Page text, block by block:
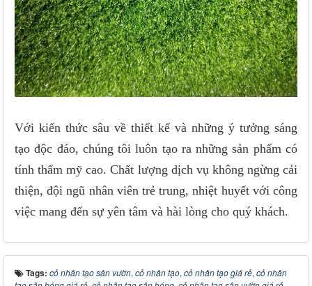
Với kiến thức sâu về thiết kế và những ý tưởng sáng
tạo độc đáo, chúng tôi luôn tạo ra những sản phẩm có
tính thẩm mỹ cao. Chất lượng dịch vụ không ngừng cải
thiện, đội ngũ nhân viên trẻ trung, nhiệt huyết với công
việc mang đến sự yên tâm và hài lòng cho quý khách.
Tags: cỏ nhân tạo sân vườn, cỏ nhân tạo, cỏ nhân tạo giá rẻ, cỏ nhân